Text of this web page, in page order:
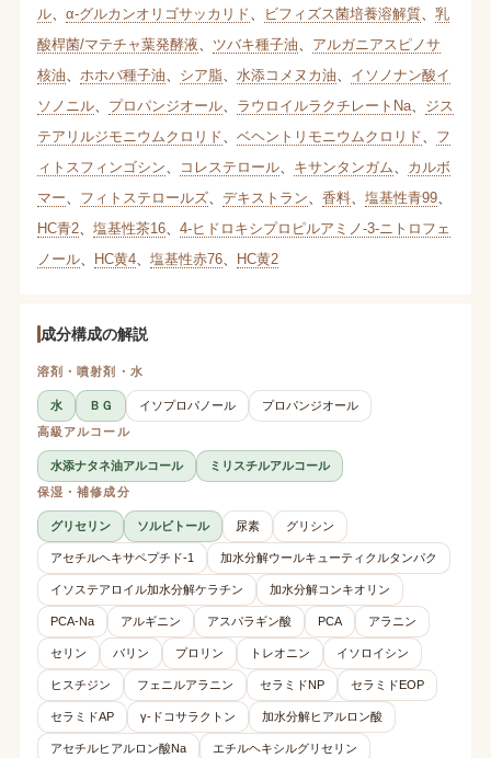
ル、 α-グルカンオリゴサッカリド ビフィズス菌培養溶解質、 乳
酸桿菌/マテチャ葉発酵液
ツバキ種子油
アルガニアスピノサ
核油
ホホバ種子油 シア脂、 水添コメヌカ油
イソノナン酸イ
ソノニル、 プロパンジオール、 ラウロイルラクチレートNa、 ジス
テアリルジモニウムクロリド
ベヘントリモニウムクロリド
フ
ィトスフィンゴシン
コレステロール、 キサンタンガム
カルボ
マー
フィトステロールズ、 デキストラン 香料、 塩基性青99、
HC青2、 塩基性茶16、 4-ヒドロキシプロピルアミノ-3-ニトロフェ
ノール、 HC黄4、 塩基性赤76、 HC黄2
成分構成の解説
溶剤・噴射剤・水
水 ＢＧ イソプロパノール
プロパンジオール
高級アルコール
水添ナタネ油アルコール
ミリスチルアルコール
保湿・補修成分
グリセリン ソルビトール 尿素 グリシン
アセチルヘキサペプチド-1 加水分解ウールキューティクルタンパク
イソステアロイル加水分解ケラチン 加水分解コンキオリン
PCA-Na アルギニン アスパラギン酸 PCA アラニン
セリン バリン プロリン トレオニン イソロイシン
ヒスチジン フェニルアラニン セラミドNP セラミドEOP
セラミドAP γ-ドコサラクトン 加水分解ヒアルロン酸
アセチルヒアルロン酸Na エチルヘキシルグリセリン